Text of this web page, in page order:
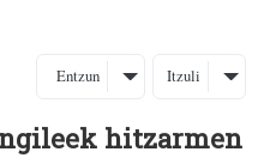
Entzun Itzuli
hitzarmen